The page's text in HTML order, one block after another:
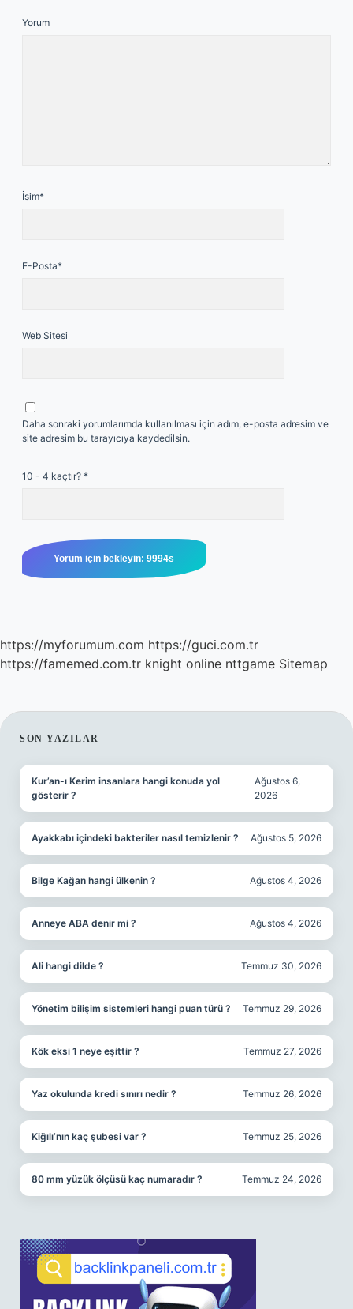
Yorum
İsim*
E-Posta*
Web Sitesi
Daha sonraki yorumlarımda kullanılması için adım, e-posta adresim ve
site adresim bu tarayıcıya kaydedilsin.
10 - 4 kaçtır? *
https://myforumum.com https://guci.com.tr
https://famemed.com.tr knight online nttgame Sitemap
SIDEBAR
SON YAZILAR
Kur’an-ı Kerim insanlara hangi konuda yol
gösterir ?
Ağustos 6,
2026
Ayakkabı içindeki bakteriler nasıl temizlenir ? Ağustos 5, 2026
Bilge Kağan hangi ülkenin ? Ağustos 4, 2026
Anneye ABA denir mi ? Ağustos 4, 2026
Ali hangi dilde ? Temmuz 30, 2026
Yönetim bilişim sistemleri hangi puan türü ? Temmuz 29, 2026
Kök eksi 1 neye eşittir ? Temmuz 27, 2026
Yaz okulunda kredi sınırı nedir ? Temmuz 26, 2026
Kiğılı’nın kaç şubesi var ? Temmuz 25, 2026
80 mm yüzük ölçüsü kaç numaradır ? Temmuz 24, 2026